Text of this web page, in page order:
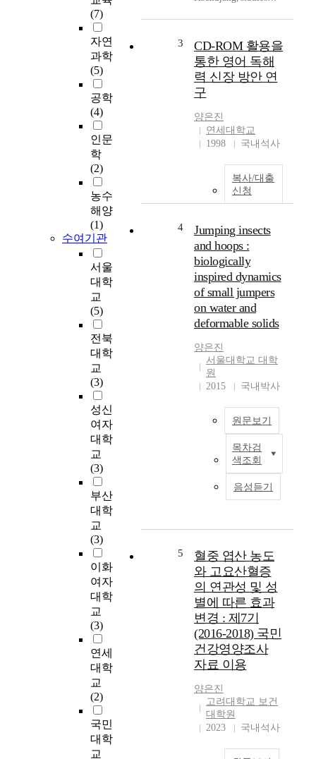
(7)
자연
과학
(5)
공학
(4)
인문
학
(2)
농수
해양
(1)
수여기관
서울
대학
교
(5)
전북
대학
교
(3)
성신
여자
대학
교
(3)
부산
대학
교
(3)
이화
여자
대학
교
(3)
연세
대학
교
(2)
국민
대학
교
of the water(40-60%)
and sodium chloride(3-
18%) content, and the
additional amount of
Meju(5-20%), red
pepper(5-25%), malt(0-
6%) and glutinous
rice(10-30%) on the
physicochemical
properties and
microbial flora during
results were as follows;
1. Water content The
growth of microbes
and gas-producing
were restricted and
aging was delayed
below 50% water level.
As a water content
the aging was more
fast, but gas-
producing, film
formation on the
surface and spoilage
was severly
accelerated, 2. Sodium
chloride content The
spoilage was induced
at 3-6%, and the aging
was delayed up 15%
high concentration of
salt(up to 18%). 3.
Meju and red pepper
The flavor of
Kochujang and gas-
producing was
improved at highly
mixing ratio, but
storage stability was
of aerobic bacteria was
increased under the
condition of highly
additional amount of
3
CD-ROM 활용을
통한 영어 독해
력 신장 방안 연
구
양은진
연세대학교
1998
국내석사
복사/대출
신청
4
Jumping insects
and hoops :
biologically
inspired dynamics
of small jumpers
on water and
deformable solids
양은진
서울대학교 대학
원
2015
국내박사
원문보기
목차검
색조회
음성듣기
5
혈중 엽산 농도
와 고요산혈증
의 연관성 및 성
별에 따른 효과
변경 : 제7기
(2016-2018) 국민
건강영양조사
자료 이용
양은진
고려대학교 보건
대학원
2023
국내석사